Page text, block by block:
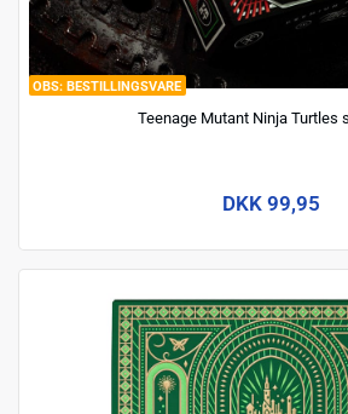
BESTILLINGSVARE
Teenage Mutant Ninja Turtles
DKK 99,95